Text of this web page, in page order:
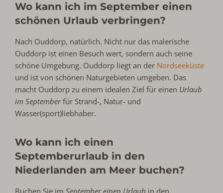
Wo kann ich im September einen
schönen Urlaub verbringen?
Nach Ouddorp, natürlich. Nicht nur das malerische
Ouddorp ist einen Besuch wert, sondern auch seine
schöne Umgebung. Ouddorp liegt an der Nordseeküste
und ist von schönen Naturgebieten umgeben. Das
macht Ouddorp zu einem idealen Ziel für einen Urlaub
im Septemberfür Strand-, Natur- und
Wasser(sport)liebhaber.
Wo kann ich einen
Septemberurlaub in den
Niederlanden am Meer buchen?